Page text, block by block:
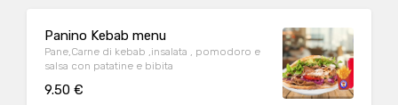
Panino Kebab menu
Pane,Carne di kebab ,insalata , pomodoro e
salsa con patatine e bibita
9.50 €